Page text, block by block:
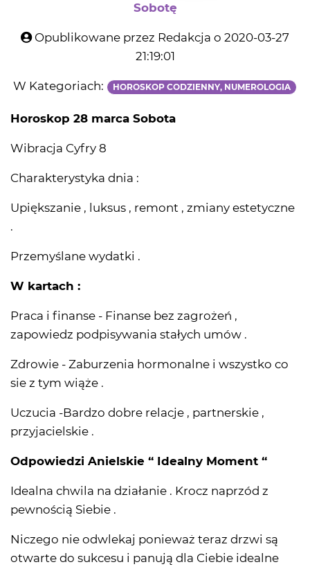
Sobotę
Opublikowane przez Redakcja o 2020-03-27
21:19:01
W Kategoriach: HOROSKOP CODZIENNY, NUMEROLOGIA
Horoskop 28 marca Sobota
Wibracja Cyfry 8
Charakterystyka dnia :
Upiększanie , luksus , remont , zmiany estetyczne
.
Przemyślane wydatki .
W kartach :
Praca i finanse - Finanse bez zagrożeń ,
zapowiedz podpisywania stałych umów .
Zdrowie - Zaburzenia hormonalne i wszystko co
sie z tym wiąże .
Uczucia -Bardzo dobre relacje , partnerskie ,
przyjacielskie .
Odpowiedzi Anielskie “ Idealny Moment “
Idealna chwila na działanie . Krocz naprzód z
pewnością Siebie .
Niczego nie odwlekaj ponieważ teraz drzwi są
otwarte do sukcesu i panują dla Ciebie idealne